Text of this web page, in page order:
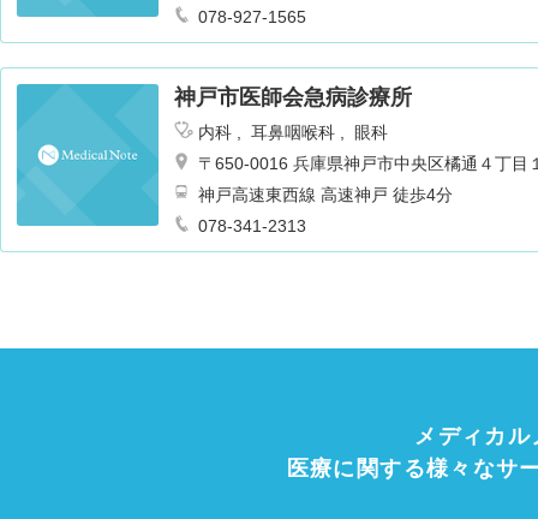
078-927-1565
神戸市医師会急病診療所
内科 耳鼻咽喉科
眼科
〒650-0016 兵庫県神戸市中央区橘通４丁目
神戸高速東西線 高速神戸 徒歩4分
078-341-2313
メディカ
医療に関する様々なサ